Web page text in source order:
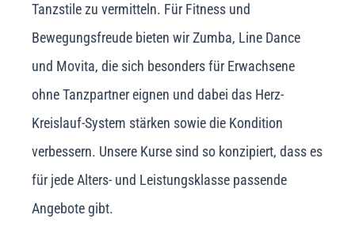
Tanzstile zu vermitteln. Für Fitness und
Bewegungsfreude bieten wir Zumba, Line Dance
und Movita, die sich besonders für Erwachsene
ohne Tanzpartner eignen und dabei das Herz-
Kreislauf-System stärken sowie die Kondition
verbessern. Unsere Kurse sind so konzipiert, dass es
für jede Alters- und Leistungsklasse passende
Angebote gibt.